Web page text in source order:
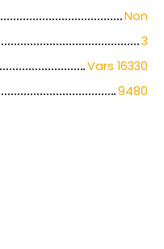
Non
3
Vars 16330
9480